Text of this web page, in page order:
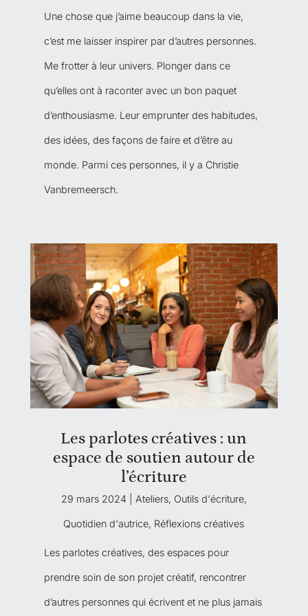
Une chose que j’aime beaucoup dans la vie,
c’est me laisser inspirer par d’autres personnes.
Me frotter à leur univers. Plonger dans ce
qu’elles ont à raconter avec un bon paquet
d’enthousiasme. Leur emprunter des habitudes,
des idées, des façons de faire et d’être au
monde. Parmi ces personnes, il y a Christie
Vanbremeersch.
Les parlotes créatives : un
espace de soutien autour de
l’écriture
29 mars 2024| Ateliers, Outils d'écriture,
Quotidien d'autrice, Réflexions créatives
Les parlotes créatives, des espaces pour
prendre soin de son projet créatif, rencontrer
d’autres personnes qui écrivent et ne plus jamais